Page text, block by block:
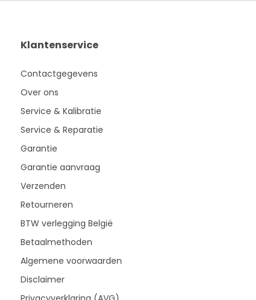
Klantenservice
Contactgegevens
Over ons
Service & Kalibratie
Service & Reparatie
Garantie
Garantie aanvraag
Verzenden
Retourneren
BTW verlegging België
Betaalmethoden
Algemene voorwaarden
Disclaimer